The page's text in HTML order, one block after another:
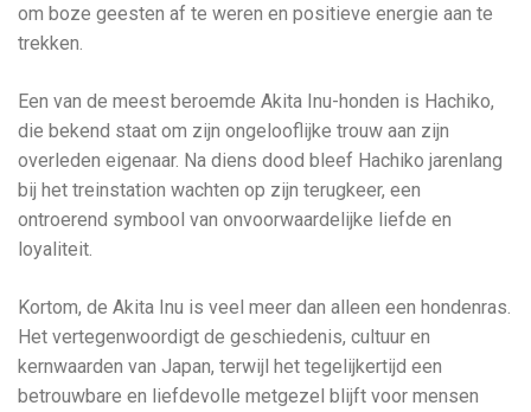
om boze geesten af te weren en positieve energie aan te
trekken.
Een van de meest beroemde Akita Inu-honden is Hachiko,
die bekend staat om zijn ongelooflijke trouw aan zijn
overleden eigenaar. Na diens dood bleef Hachiko jarenlang
bij het treinstation wachten op zijn terugkeer, een
ontroerend symbool van onvoorwaardelijke liefde en
loyaliteit.
Kortom, de Akita Inu is veel meer dan alleen een hondenras.
Het vertegenwoordigt de geschiedenis, cultuur en
kernwaarden van Japan, terwijl het tegelijkertijd een
betrouwbare en liefdevolle metgezel blijft voor mensen